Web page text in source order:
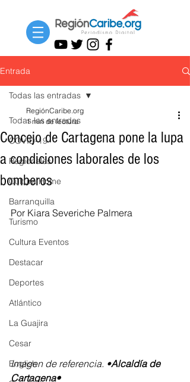
Entrada
Todas las entradas
COVID-19
Regionales
Cultura Home
Barranquilla
Turismo
Cultura Eventos
Destacar
Deportes
Atlántico
La Guajira
Cesar
English
Todas las entradas
Concejo de Cartagena pone la lupa
a condiciones laborales de los
bomberos
RegiónCaribe.org
1 min de lectura
Por Kiara Severiche Palmera
Imagen de referencia. •Alcaldía de
Cartagena•